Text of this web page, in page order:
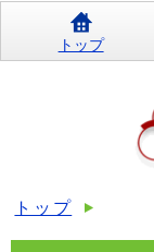
トップ
トップ